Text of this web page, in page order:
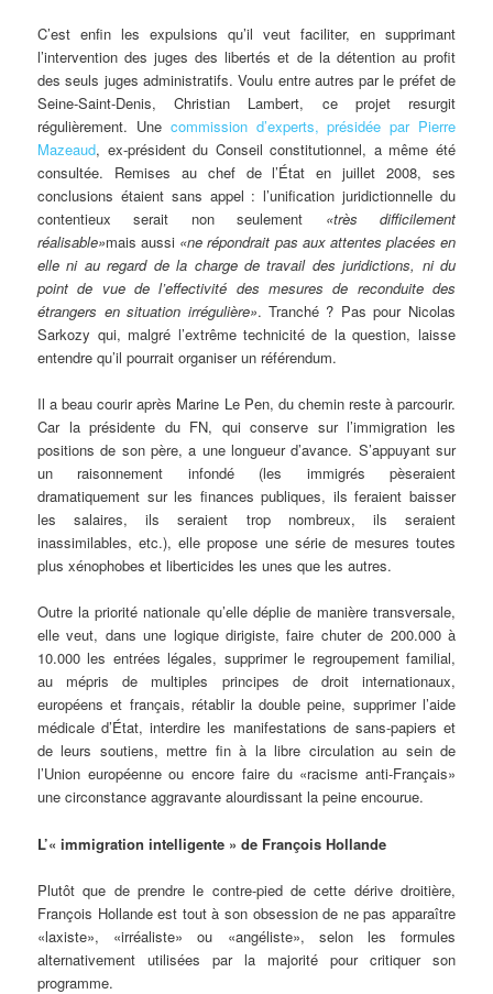
C’est enfin les expulsions qu’il veut faciliter, en supprimant
l’intervention des juges des libertés et de la détention au profit
des seuls juges administratifs. Voulu entre autres par le préfet de
Seine-Saint-Denis, Christian Lambert, ce projet resurgit
régulièrement. Une commission d’experts, présidée par Pierre
Mazeaud, ex-président du Conseil constitutionnel, a même été
consultée. Remises au chef de l’État en juillet 2008, ses
conclusions étaient sans appel : l’unification juridictionnelle du
contentieux serait non seulement «très difficilement
réalisable»mais aussi «ne répondrait pas aux attentes placées en
elle ni au regard de la charge de travail des juridictions, ni du
point de vue de l’effectivité des mesures de reconduite des
étrangers en situation irrégulière». Tranché ? Pas pour Nicolas
Sarkozy qui, malgré l’extrême technicité de la question, laisse
entendre qu’il pourrait organiser un référendum.
Il a beau courir après Marine Le Pen, du chemin reste à parcourir.
Car la présidente du FN, qui conserve sur l’immigration les
positions de son père, a une longueur d’avance. S’appuyant sur
un raisonnement infondé (les immigrés pèseraient
dramatiquement sur les finances publiques, ils feraient baisser
les salaires, ils seraient trop nombreux, ils seraient
inassimilables, etc.), elle propose une série de mesures toutes
plus xénophobes et liberticides les unes que les autres.
Outre la priorité nationale qu’elle déplie de manière transversale,
elle veut, dans une logique dirigiste, faire chuter de 200.000 à
10.000 les entrées légales, supprimer le regroupement familial,
au mépris de multiples principes de droit internationaux,
européens et français, rétablir la double peine, supprimer l’aide
médicale d’État, interdire les manifestations de sans-papiers et
de leurs soutiens, mettre fin à la libre circulation au sein de
l’Union européenne ou encore faire du «racisme anti-Français»
une circonstance aggravante alourdissant la peine encourue.
L’« immigration intelligente » de François Hollande
Plutôt que de prendre le contre-pied de cette dérive droitière,
François Hollande est tout à son obsession de ne pas apparaître
«laxiste», «irréaliste» ou «angéliste», selon les formules
alternativement utilisées par la majorité pour critiquer son
programme.